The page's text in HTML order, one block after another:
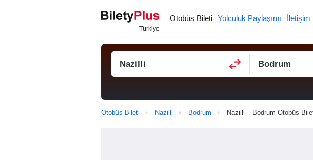
Otobüs Bileti Yolculuk Paylaşımı İletişim
Otobüs Bileti Nazilli Bodrum Nazilli – Bodrum Otobüs